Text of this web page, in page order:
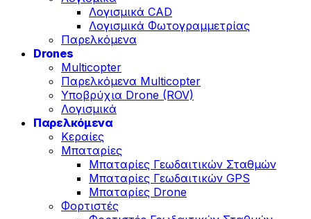
Λογισμικά CAD
Λογισμικά Φωτογραμμετρίας
Παρελκόμενα
Drones
Multicopter
Παρελκόμενα Multicopter
Υποβρύχια Drone (ROV)
Λογισμικά
Παρελκόμενα
Κεραίες
Μπαταρίες
Μπαταρίες Γεωδαιτικών Σταθμών
Μπαταρίες Γεωδαιτικών GPS
Μπαταρίες Drone
Φορτιστές